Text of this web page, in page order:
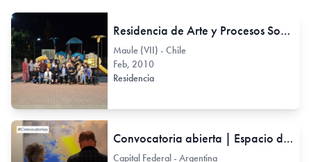
Residencia de Arte y Procesos Sociales SOCIAL SUMMER CAMP
Maule (VII) - Chile
Feb, 2010
Residencia
Convocatoria abierta | Espacio de Arte Nacional 2026
Capital Federal - Argentina